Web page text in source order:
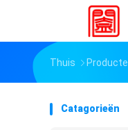
Thuis
Catagorieën